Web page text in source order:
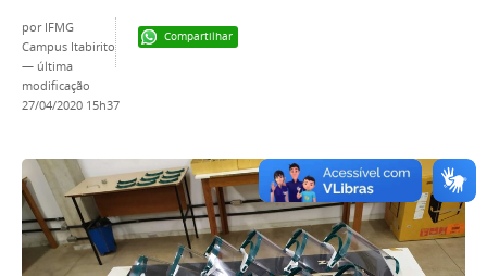
Compartilhar
por IFMG
Campus Itabirito
— última
modificação
27/04/2020 15h37